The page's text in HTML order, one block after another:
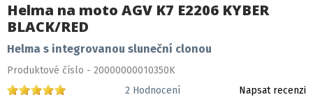
Helma na moto AGV K7 E2206 KYBER
BLACK/RED
Helma s integrovanou sluneční clonou
Produktové číslo - 20000000010350K
2 Hodnocení Napsat recenzi